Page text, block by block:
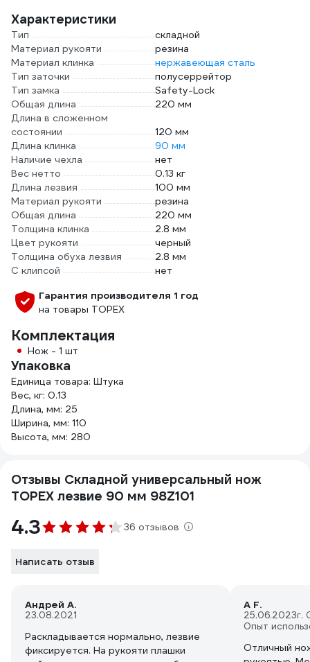
Характеристики
Тип
складной
Материал рукояти
резина
Материал клинка
нержавеющая сталь
Тип заточки
полусеррейтор
Тип замка
Safety-Lock
Общая длина
220 мм
Длина в сложенном
состоянии
120 мм
Длина клинка
90 мм
Наличие чехла
нет
Вес нетто
0.13 кг
Длина лезвия
100 мм
Материал рукояти
резина
Общая длина
220 мм
Толщина клинка
2.8 мм
Цвет рукояти
черный
Толщина обуха лезвия
2.8 мм
С клипсой
нет
Гарантия производителя 1 год
на товары TOPEX
Комплектация
Нож - 1 шт
Упаковка
Единица товара: Штука
Вес, кг: 0.13
Длина, мм: 25
Ширина, мм: 110
Высота, мм: 280
Отзывы Складной универсальный нож
TOPEX лезвие 90 мм 98Z101
4.3 36 отзывов
Написать отзыв
Андрей А.
23.08.2021
Раскладывается нормально, лезвие
фиксируется. На рукояти плашки
A F.
25.06.2023г.
Опыт
Отличный